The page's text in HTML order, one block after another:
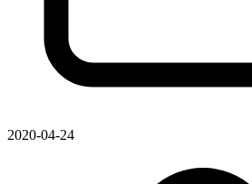
2020-04-24